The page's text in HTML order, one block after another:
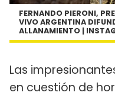
FERNANDO PIERONI,
VIVO ARGENTINA
ALLANAMIENTO |
Las
en cuestión de